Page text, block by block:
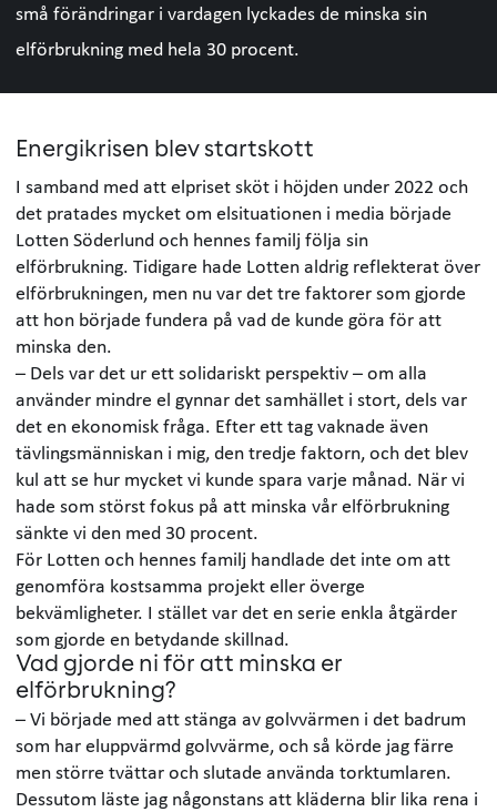
små förändringar i vardagen lyckades de minska sin
elförbrukning med hela 30 procent.
Energikrisen blev startskott
I samband med att elpriset sköt i höjden under 2022 och
det pratades mycket om elsituationen i media började
Lotten Söderlund och hennes familj följa sin
elförbrukning. Tidigare hade Lotten aldrig reflekterat över
elförbrukningen, men nu var det tre faktorer som gjorde
att hon började fundera på vad de kunde göra för att
minska den.
– Dels var det ur ett solidariskt perspektiv – om alla
använder mindre el gynnar det samhället i stort, dels var
det en ekonomisk fråga. Efter ett tag vaknade även
tävlingsmänniskan i mig, den tredje faktorn, och det blev
kul att se hur mycket vi kunde spara varje månad. När vi
hade som störst fokus på att minska vår elförbrukning
sänkte vi den med 30 procent.
För Lotten och hennes familj handlade det inte om att
genomföra kostsamma projekt eller överge
bekvämligheter. I stället var det en serie enkla åtgärder
som gjorde en betydande skillnad.
Vad gjorde ni för att minska er
elförbrukning?
– Vi började med att stänga av golvvärmen i det badrum
som har eluppvärmd golvvärme, och så körde jag färre
men större tvättar och slutade använda torktumlaren.
Dessutom läste jag någonstans att kläderna blir lika rena i